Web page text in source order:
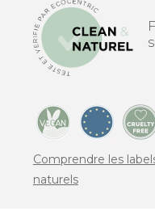
Comprendre les
naturels